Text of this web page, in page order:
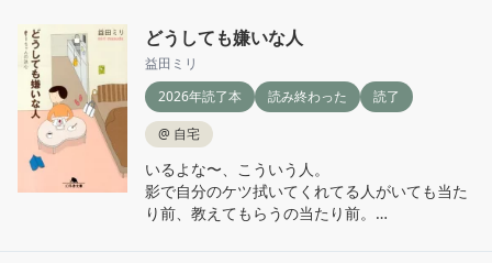
どうしても嫌いな人
益田ミリ
2026年読了本
読み終わった
読了
@ 自宅
いるよな〜、こういう人。
影で自分のケツ拭いてくれてる人がいても当た
り前、教えてもらうの当たり前。